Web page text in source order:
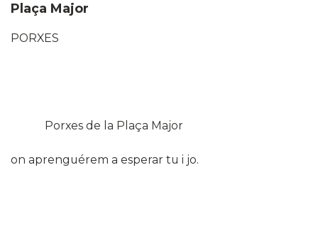
Plaça Major
PORXES
Porxes de la Plaça Major
on aprenguérem a esperar tu i jo.